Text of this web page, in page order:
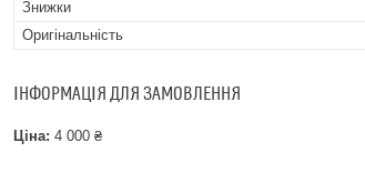
Знижки
Оригінальність
ІНФОРМАЦІЯ ДЛЯ ЗАМОВЛЕННЯ
Ціна: 4 000 ₴